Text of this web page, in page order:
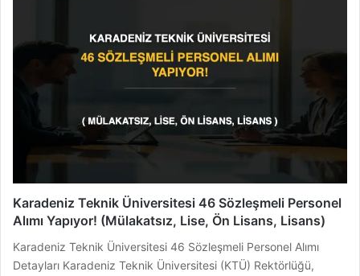
Karadeniz Teknik Üniversitesi 46 Sözleşmeli Personel
Alımı Yapıyor! (Mülakatsız, Lise, Ön Lisans, Lisans)
Karadeniz Teknik Üniversitesi 46 Sözleşmeli Personel Alımı
Detayları Karadeniz Teknik Üniversitesi (KTÜ) Rektörlüğü,